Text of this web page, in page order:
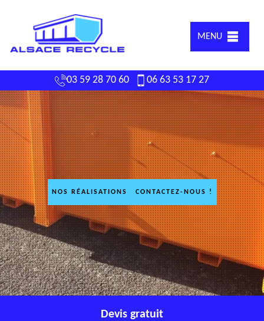
MENU
03 59 28 70 60 06 63 53 17 27
NOS RÉALISATIONS CONTACTEZ-NOUS !
Devis gratuit